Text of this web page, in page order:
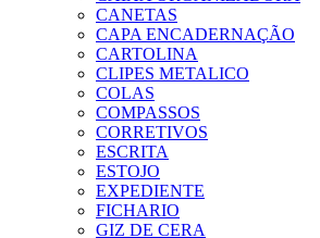
CANETAS
CAPA ENCADERNAÇÃO
CARTOLINA
CLIPES METALICO
COLAS
COMPASSOS
CORRETIVOS
ESCRITA
ESTOJO
EXPEDIENTE
FICHARIO
GIZ DE CERA